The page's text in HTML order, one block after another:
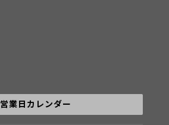
営業日カレンダー